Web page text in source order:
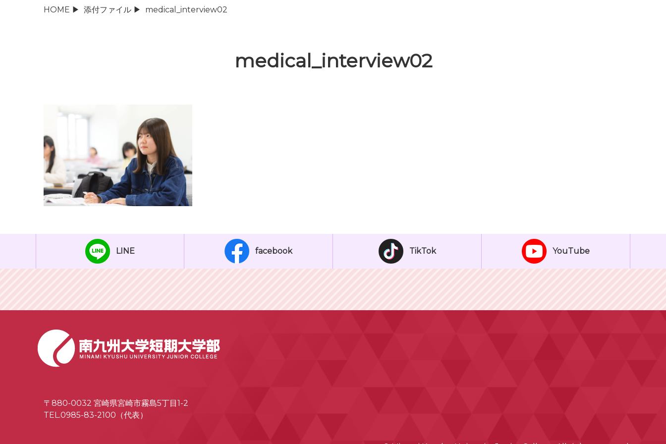
HOME ▶ 添付ファイル ▶ medical_interview02
medical_interview02
LINE facebook TikTok YouTube
〒880-0032 宮崎県宮崎市霧島5丁目1-2
TEL.0985-83-2100（代表）